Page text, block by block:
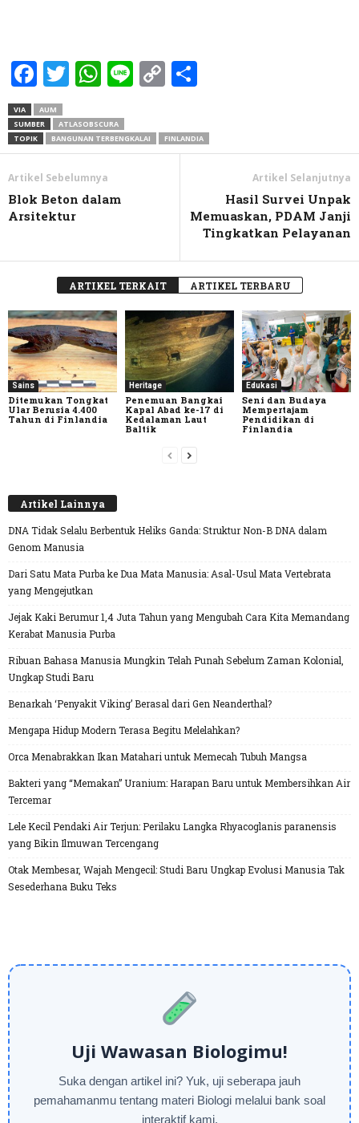
Facebook
Twitter
WhatsApp
LineCopy
VIA
AUM
SUMBER
ATLASOBSCURA
TOPIK
BANGUNAN TERBENGKALAI FINLANDIA
Artikel Sebelumnya
Blok Beton dalam
Arsitektur
Artikel Selanjutnya
Hasil Survei Unpak
Memuaskan, PDAM Janji
Tingkatkan Pelayanan
ARTIKEL TERKAIT ARTIKEL TERBARU
Sains
Ditemukan Tongkat
Ular Berusia 4.400
Tahun di Finlandia
Heritage
Penemuan Bangkai
Kapal Abad ke-17 di
Kedalaman Laut
Baltik
Edukasi
Seni dan Budaya
Mempertajam
Pendidikan di
Finlandia
Artikel Lainnya
DNA Tidak Selalu Berbentuk Heliks Ganda: Struktur Non-B DNA dalam
Genom Manusia
Dari Satu Mata Purba ke Dua Mata Manusia: Asal-Usul Mata Vertebrata
yang Mengejutkan
Jejak Kaki Berumur 1,4 Juta Tahun yang Mengubah Cara Kita Memandang
Kerabat Manusia Purba
Ribuan Bahasa Manusia Mungkin Telah Punah Sebelum Zaman Kolonial,
Ungkap Studi Baru
Benarkah ‘Penyakit Viking’ Berasal dari Gen Neanderthal?
Mengapa Hidup Modern Terasa Begitu Melelahkan?
Orca Menabrakkan Ikan Matahari untuk Memecah Tubuh Mangsa
Bakteri yang “Memakan” Uranium: Harapan Baru untuk Membersihkan Air
Tercemar
Lele Kecil Pendaki Air Terjun: Perilaku Langka Rhyacoglanis paranensis
yang Bikin Ilmuwan Tercengang
Otak Membesar, Wajah Mengecil: Studi Baru Ungkap Evolusi Manusia Tak
Sesederhana Buku Teks
Uji Wawasan Biologimu!
Suka dengan artikel ini? Yuk, uji seberapa jauh
pemahamanmu tentang materi Biologi melalui bank soal
interaktif kami.